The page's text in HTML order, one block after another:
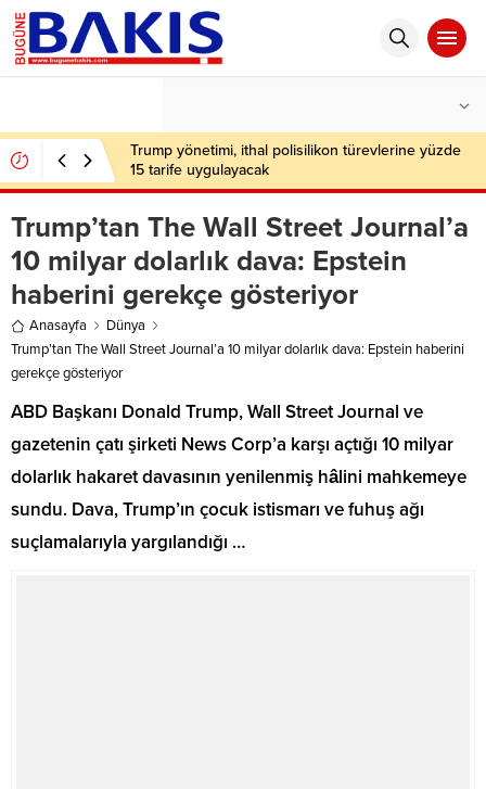
Trump yönetimi, ithal polisilikon türevlerine yüzde
15 tarife uygulayacak
Trump’tan The Wall Street Journal’a
10 milyar dolarlık dava: Epstein
haberini gerekçe gösteriyor
Anasayfa
Dünya
Trump’tan The Wall Street Journal’a 10 milyar dolarlık dava: Epstein haberini
gerekçe gösteriyor
ABD Başkanı Donald Trump, Wall Street Journal ve
gazetenin çatı şirketi News Corp’a karşı açtığı 10 milyar
dolarlık hakaret davasının yenilenmiş hâlini mahkemeye
sundu. Dava, Trump’ın çocuk istismarı ve fuhuş ağı
suçlamalarıyla yargılandığı …